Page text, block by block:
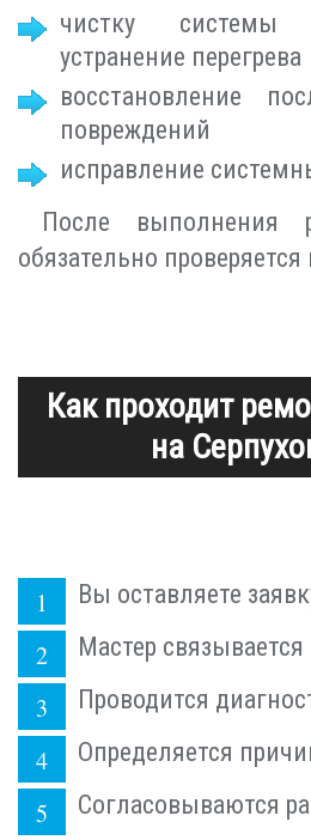
чистку
устранение перегрева
восстановление
повреждений
исправление
После выполнения
обязательно проверяется
Как проходит
на
Вы оставляете
Мастер
Проводится
Определяется
Согласовываются